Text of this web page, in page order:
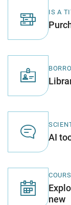
IS A
AI
new